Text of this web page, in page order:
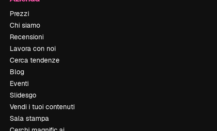
Prezzi
Chi siamo
Recensioni
Lavora con noi
Cerca tendenze
Blog
Eventi
Slidesgo
Vendi i tuoi contenuti
Sala stampa